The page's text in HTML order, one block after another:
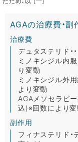
AGAの治療費・
治療費
デュタステリド・
ミノキシジル内
り変動
ミノキシジル外
より変動
AGAメソセラピ
込)※回数により変
副作用
フィナステリド・